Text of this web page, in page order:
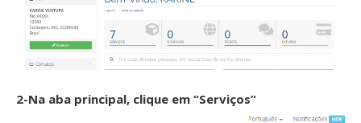
2-Na aba principal, clique em “Serviços”